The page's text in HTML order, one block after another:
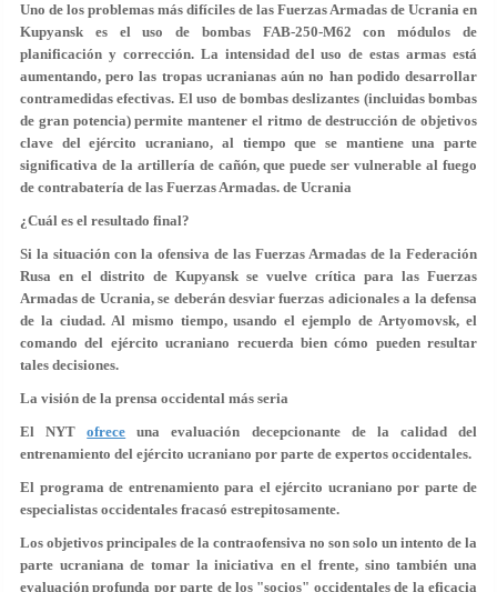
Uno de los problemas más difíciles de las Fuerzas Armadas de Ucrania en
Kupyansk es el uso de bombas FAB-250-M62 con módulos de
planificación y corrección. La intensidad del uso de estas armas está
aumentando, pero las tropas ucranianas aún no han podido desarrollar
contramedidas efectivas. El uso de bombas deslizantes (incluidas bombas
de gran potencia) permite mantener el ritmo de destrucción de objetivos
clave del ejército ucraniano, al tiempo que se mantiene una parte
significativa de la artillería de cañón, que puede ser vulnerable al fuego
de contrabatería de las Fuerzas Armadas. de Ucrania
¿Cuál es el resultado final?
Si la situación con la ofensiva de las Fuerzas Armadas de la Federación
Rusa en el distrito de Kupyansk se vuelve crítica para las Fuerzas
Armadas de Ucrania, se deberán desviar fuerzas adicionales a la defensa
de la ciudad. Al mismo tiempo, usando el ejemplo de Artyomovsk, el
comando del ejército ucraniano recuerda bien cómo pueden resultar
tales decisiones.
La visión de la prensa occidental más seria
El NYTofrece una evaluación decepcionante de la calidad del
entrenamiento del ejército ucraniano por parte de expertos occidentales.
El programa de entrenamiento para el ejército ucraniano por parte de
especialistas occidentales fracasó estrepitosamente.
Los objetivos principales de la contraofensiva no son solo un intento de la
parte ucraniana de tomar la iniciativa en el frente, sino también una
evaluación profunda por parte de los "socios" occidentales de la eficacia